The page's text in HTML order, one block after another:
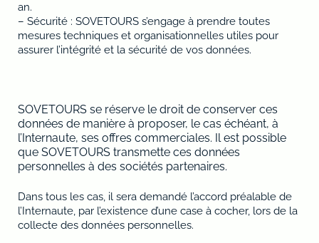
an.
– Sécurité : SOVETOURS s’engage à prendre toutes
mesures techniques et organisationnelles utiles pour
assurer l’intégrité et la sécurité de vos données.
SOVETOURS se réserve le droit de conserver ces
données de manière à proposer, le cas échéant, à
l’Internaute, ses offres commerciales. Il est possible
que SOVETOURS transmette ces données
personnelles à des sociétés partenaires.
Dans tous les cas, il sera demandé l’accord préalable de
l’Internaute, par l’existence d’une case à cocher, lors de la
collecte des données personnelles.